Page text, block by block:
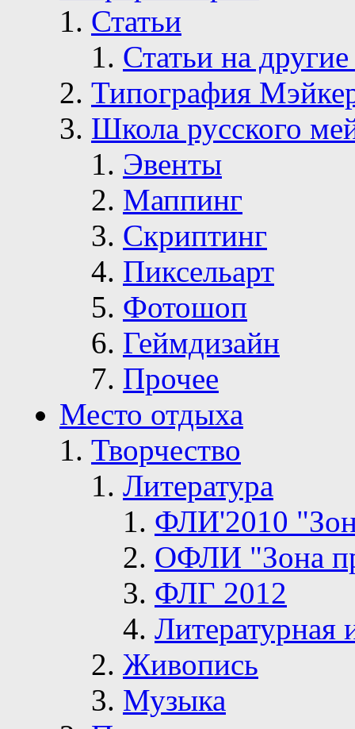
Статьи
Статьи на
Типография
Школа русского
Эвенты
Маппинг
Скриптинг
Пиксельарт
Фотошоп
Геймдизайн
Прочее
Место отдыха
Творчество
Литература
ФЛИ'2010
ОФЛИ "Зона
ФЛГ 2012
Живопись
Музыка